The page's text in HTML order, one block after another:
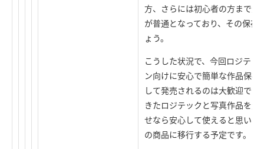
方、さらには初心者の方まで
が普通となっており、その保
ょう。
こうした状況で、今回ロジテ
ン向けに安心で簡単な作品保
して発売されるのは大歓迎で
きたロジテックと写真作品を
せなら安心して使えると思い
の商品に移行する予定です。